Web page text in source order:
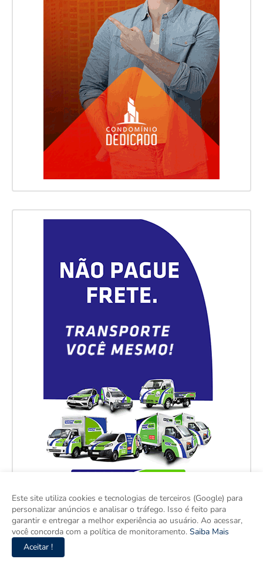
Este site utiliza cookies e tecnologias de terceiros (Google) para
personalizar anúncios e analisar o tráfego. Isso é feito para
garantir e entregar a melhor experiência ao usuário. Ao acessar,
você concorda com a política de monitoramento. Saiba Mais
Aceitar !